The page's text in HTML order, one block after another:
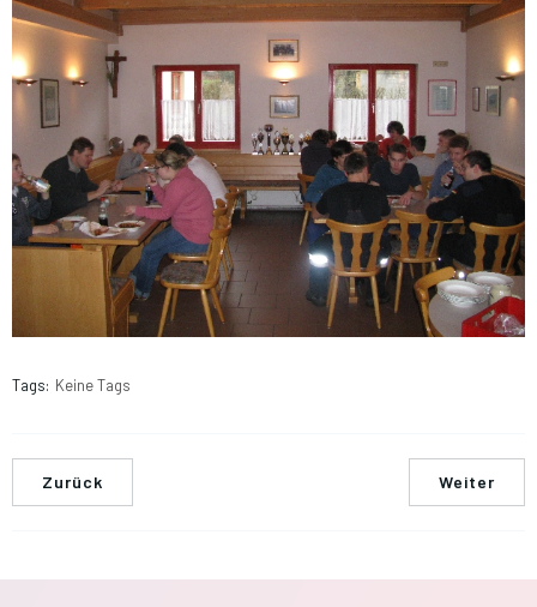
Tags: Keine Tags
Zurück Weiter